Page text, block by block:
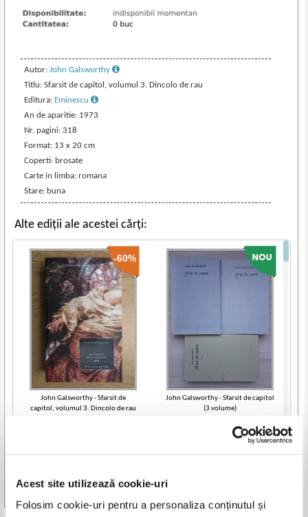
Acest site utilizează cookie-uri
Folosim cookie-uri pentru a personaliza conținutul și
Autor: John Galsworthy
Titlu: Sfarsit de capitol, volumul 3. Dincolo de rau
Editura: Eminescu
An de aparitie: 1973
Nr. pagini: 318
Format: 13 x 20 cm
Coperti: brosate
Carte in limba: romana
Stare: buna
Alte ediții ale acestei cărți:
-60%
John Galsworthy - Sfarsit de
capitol, volumul 3. Dincolo de rau
John Galsworthy - Sfarsit de capitol
(3 volume)
22,00 Lei